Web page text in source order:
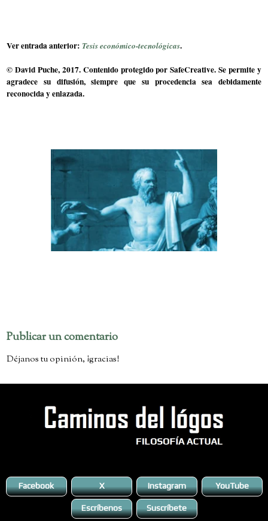
Ver entrada anterior: Tesis económico-tecnológicas.
© David Puche, 2017. Contenido protegido por SafeCreative. Se permite y
agradece su difusión, siempre que su procedencia sea debidamente
reconocida y enlazada.
Publicar un comentario
Déjanos tu opinión, ¡gracias!
Facebook X Instagram YouTube
Escríbenos Suscríbete